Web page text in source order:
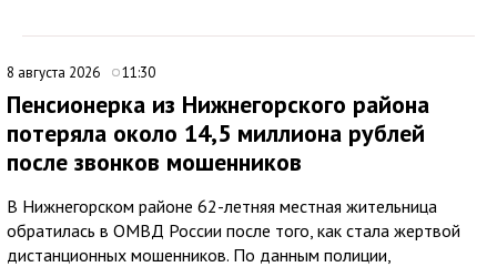
8 августа 2026 11:30
Пенсионерка из Нижнегорского района
потеряла около 14,5 миллиона рублей
после звонков мошенников
В Нижнегорском районе 62-летняя местная жительница
обратилась в ОМВД России после того, как стала жертвой
дистанционных мошенников. По данным полиции,